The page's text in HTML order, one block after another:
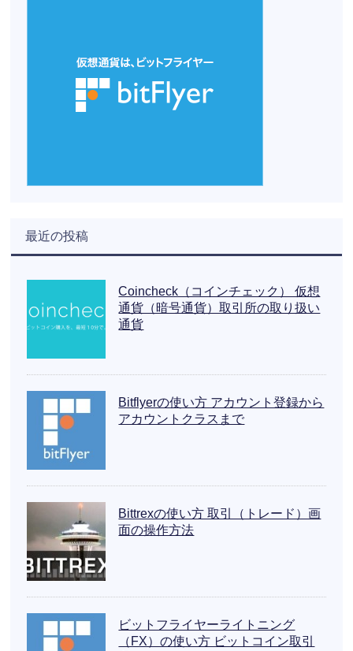
最近の投稿
Coincheck（コインチェック） 仮想
通貨（暗号通貨）取引所の取り扱い
通貨
Bitflyerの使い方 アカウント登録から
アカウントクラスまで
Bittrexの使い方 取引（トレード）画
面の操作方法
ビットフライヤーライトニング
（FX）の使い方 ビットコイン取引